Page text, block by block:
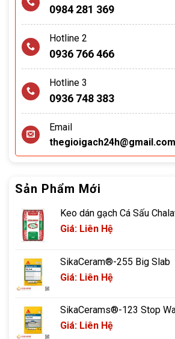
0984 281 369
Hotline 2
0936 766 466
Hotline 3
0936 748 383
Email
thegioigach24h@gmail.com
Sản Phẩm Mới
Keo dán gạch Cá Sấu
Giá: Liên Hệ
SikaCeram®-255 Big Slab
Giá: Liên Hệ
SikaCerams®-123 Stop
Giá: Liên Hệ